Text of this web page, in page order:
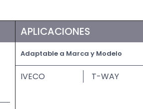
APLICACIONES
Adaptable a Marca y Modelo
IVECO T-WAY